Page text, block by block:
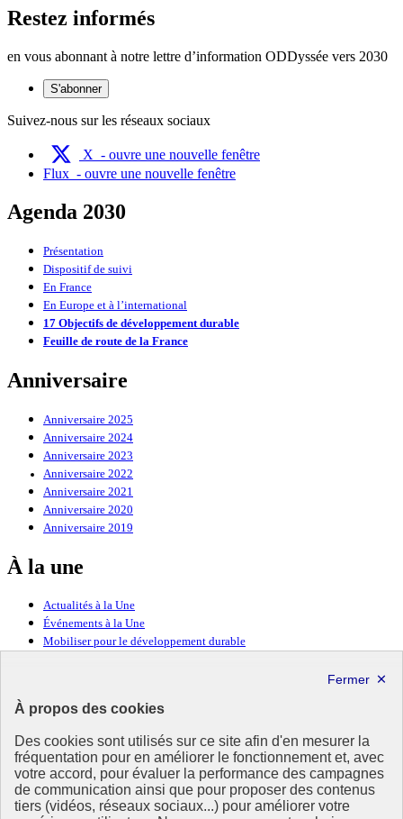
À propos des cookies
Des cookies sont utilisés sur ce site afin d'en mesurer la
fréquentation pour en améliorer le fonctionnement et, avec
votre accord, pour évaluer la performance des campagnes
de communication ainsi que pour proposer des contenus
tiers (vidéos, réseaux sociaux...) pour améliorer votre
Restez informés
en vous abonnant à notre lettre d’information ODDyssée vers 2030
S'abonner
Suivez-nous sur les réseaux sociaux
X - ouvre une nouvelle fenêtre
Flux - ouvre une nouvelle fenêtre
Agenda 2030
Présentation
Dispositif de suivi
En France
En Europe et à l’international
17 Objectifs de développement durable
Feuille de route de la France
Anniversaire
Anniversaire 2025
Anniversaire 2024
Anniversaire 2023
Anniversaire 2022
Anniversaire 2021
Anniversaire 2020
Anniversaire 2019
À la une
Actualités à la Une
Événements à la Une
Mobiliser pour le développement durable
Ressources
Ressources
La Méth’ODD
Gouvernement